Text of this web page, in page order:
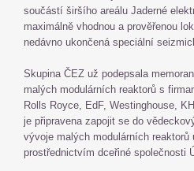
součástí širšího areálu Jaderné
maximálně vhodnou a prověřenou
nedávno ukončená speciální
Skupina ČEZ už podepsala
malých modulárních reaktorů s
Rolls Royce, EdF, Westinghouse,
je připravena zapojit se do
vývoje malých modulárních reaktorů
prostřednictvím dceřiné společnosti